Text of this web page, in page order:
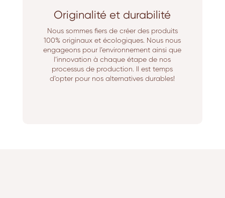
Originalité et durabilité
Nous sommes fiers de créer des produits
100% originaux et écologiques. Nous nous
engageons pour l’environnement ainsi que
l’innovation à chaque étape de nos
processus de production. Il est temps
d’opter pour nos alternatives durables!